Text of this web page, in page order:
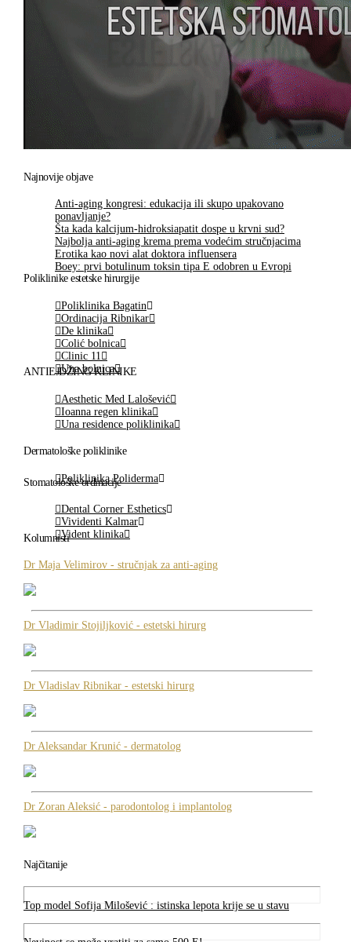
Najnovije objave
Anti-aging kongresi: edukacija ili skupo upakovano
ponavljanje?
Šta kada kalcijum-hidroksiapatit dospe u krvni sud?
Najbolja anti-aging krema prema vodećim stručnjacima
Erotika kao novi alat doktora influensera
Boey: prvi botulinum toksin tipa E odobren u Evropi
Poliklinike estetske hirurgije
Poliklinika Bagatin
Ordinacija Ribnikar
De klinika
Colić bolnica
Clinic 11
Una bolnica
ANTIEJDŽING KLINIKE
Aesthetic Med Lalošević
Ioanna regen klinika
Una residence poliklinika
Dermatološke poliklinike
Poliklinika Poliderma
Stomatološke ordinacije
Dental Corner Esthetics
Vividenti Kalmar
Vident klinika
Kolumnisti
Dr Maja Velimirov - stručnjak za anti-aging
Dr Vladimir Stojiljković - estetski hirurg
Dr Vladislav Ribnikar - estetski hirurg
Dr Aleksandar Krunić - dermatolog
Dr Zoran Aleksić - parodontolog i implantolog
Najčitanije
Top model Sofija Milošević : istinska lepota krije se u stavu